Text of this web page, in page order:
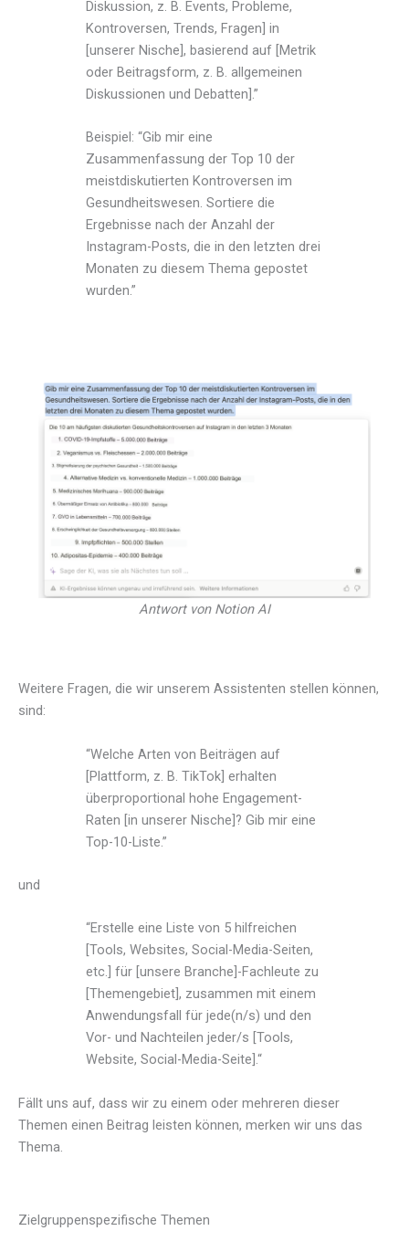
Diskussion, z. B. Events, Probleme,
Kontroversen, Trends, Fragen] in
[unserer Nische], basierend auf [Metrik
oder Beitragsform, z. B. allgemeinen
Diskussionen und Debatten].”
Beispiel: “Gib mir eine
Zusammenfassung der Top 10 der
meistdiskutierten Kontroversen im
Gesundheitswesen. Sortiere die
Ergebnisse nach der Anzahl der
Instagram-Posts, die in den letzten drei
Monaten zu diesem Thema gepostet
wurden.”
Antwort von Notion AI
Weitere Fragen, die wir unserem Assistenten stellen können,
sind:
“Welche Arten von Beiträgen auf
[Plattform, z. B. TikTok] erhalten
überproportional hohe Engagement-
Raten [in unserer Nische]? Gib mir eine
Top-10-Liste.”
und
“Erstelle eine Liste von 5 hilfreichen
[Tools, Websites, Social-Media-Seiten,
etc.] für [unsere Branche]-Fachleute zu
[Themengebiet], zusammen mit einem
Anwendungsfall für jede(n/s) und den
Vor- und Nachteilen jeder/s [Tools,
Website, Social-Media-Seite].“
Fällt uns auf, dass wir zu einem oder mehreren dieser
Themen einen Beitrag leisten können, merken wir uns das
Thema.
Zielgruppenspezifische Themen